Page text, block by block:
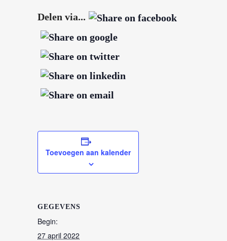
Delen via...
Toevoegen aan kalender
GEGEVENS
Begin:
27 april 2022